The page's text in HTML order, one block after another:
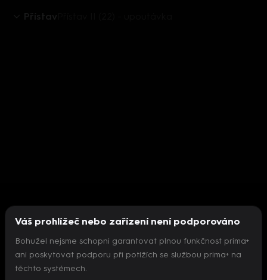
Přístav
Nepodařilo se inicializovat přehrávač
Váš prohlížeč nebo zařízení není podporováno
Bohužel nejsme schopni garantovat plnou funkčnost prima+
ani poskytovat podporu při potížích se službou prima+ na
těchto systémech.